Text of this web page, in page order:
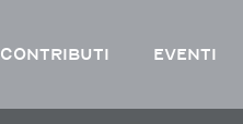
CONTRIBUTI EVENTI